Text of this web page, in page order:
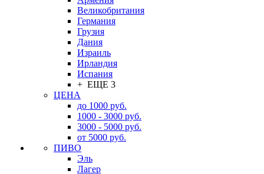
Великобритания
Германия
Грузия
Дания
Израиль
Ирландия
Испания
+ ЕЩЕ 3
ЦЕНА
до 1000 руб.
1000 - 3000 руб.
3000 - 5000 руб.
от 5000 руб.
ПИВО
Эль
Лагер